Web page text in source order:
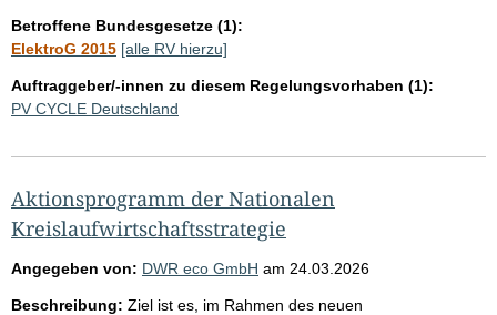
Betroffene Bundesgesetze (1):
ElektroG 2015 [alle RV hierzu]
Auftraggeber/-innen zu diesem Regelungsvorhaben (1):
PV CYCLE Deutschland
Aktionsprogramm der Nationalen
Kreislaufwirtschaftsstrategie
Angegeben von: DWR eco GmbH am 24.03.2026
Beschreibung: Ziel ist es, im Rahmen des neuen